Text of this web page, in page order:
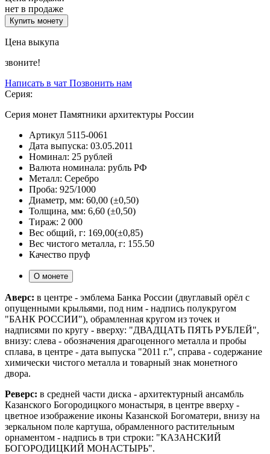
нет в продаже
Купить монету
Цена выкупа
звоните!
Написать в чат Позвонить нам
Серия:
Серия монет Памятники архитектуры России
Артикул 5115-0061
Дата выпуска: 03.05.2011
Номинал: 25 рублей
Валюта номинала: рубль РФ
Металл: Серебро
Проба: 925/1000
Диаметр, мм: 60,00 (±0,50)
Толщина, мм: 6,60 (±0,50)
Тираж: 2 000
Вес общий, г: 169,00(±0,85)
Вес чистого металла, г: 155.50
Качество пруф
О монете
Аверс: в центре - эмблема Банка России (двуглавый орёл с
опущенными крыльями, под ним - надпись полукругом
"БАНК РОССИИ"), обрамленная кругом из точек и
надписями по кругу - вверху: "ДВАДЦАТЬ ПЯТЬ РУБЛЕЙ",
внизу: слева - обозначения драгоценного металла и пробы
сплава, в центре - дата выпуска "2011 г.", справа - содержание
химически чистого металла и товарный знак монетного
двора.
Реверс: в средней части диска - архитектурный ансамбль
Казанского Богородицкого монастыря, в центре вверху -
цветное изображение иконы Казанской Богоматери, внизу на
зеркальном поле картуша, обрамленного растительным
орнаментом - надпись в три строки: "КАЗАНСКИЙ
БОГОРОДИЦКИЙ МОНАСТЫРЬ".